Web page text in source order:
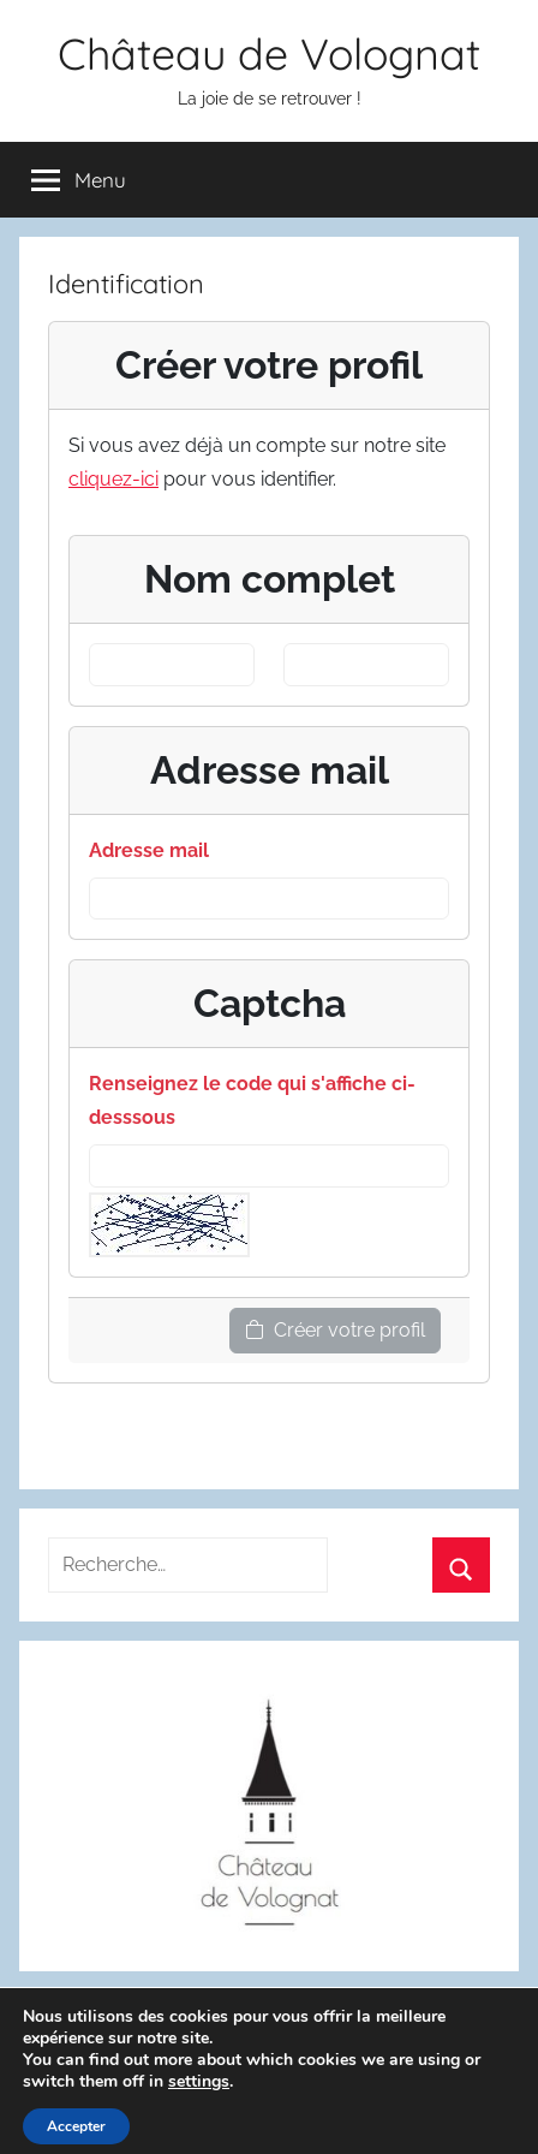
Château de Volognat
La joie de se retrouver !
Menu
Identification
Créer votre profil
Si vous avez déjà un compte sur notre site
cliquez-ici pour vous identifier.
Nom complet
Adresse mail
Adresse mail
Captcha
Renseignez le code qui s'affiche ci-
desssous
Créer votre profil
Recherche
:
WordPress Theme: Donovan by ThemeZee.
Politique de confidentialité
Nous utilisons des cookies pour vous offrir la meilleure
expérience sur notre site.
You can find out more about which cookies we are using or
switch them off in settings.
Accepter